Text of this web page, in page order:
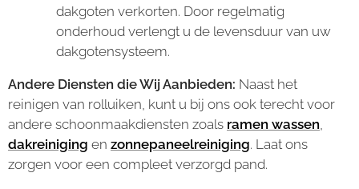
dakgoten verkorten. Door regelmatig
onderhoud verlengt u de levensduur van uw
dakgotensysteem.
Andere Diensten die Wij Aanbieden: Naast het
reinigen van rolluiken, kunt u bij ons ook terecht voor
andere schoonmaakdiensten zoals ramen wassen
dakreiniging en zonnepaneelreiniging. Laat ons
zorgen voor een compleet verzorgd pand.